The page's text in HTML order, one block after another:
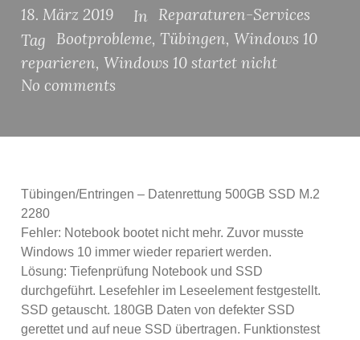
18. März 2019 In
Reparaturen-Services
Tag
Bootprobleme, Tübingen, Windows 10
reparieren, Windows 10 startet nicht
No comments
Tübingen/Entringen – Datenrettung 500GB SSD M.2
2280
Fehler: Notebook bootet nicht mehr. Zuvor musste
Windows 10 immer wieder repariert werden.
Lösung: Tiefenprüfung Notebook und SSD
durchgeführt. Lesefehler im Leseelement festgestellt.
SSD getauscht. 180GB Daten von defekter SSD
gerettet und auf neue SSD übertragen. Funktionstest